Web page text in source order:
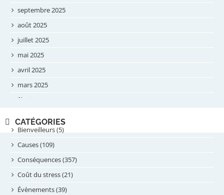
septembre 2025
août 2025
juillet 2025
mai 2025
avril 2025
mars 2025
février 2025
septembre 2024
août 2024
juillet 2024
juin 2024
mai 2024
CATÉGORIES
Bienveilleurs (5)
Causes (109)
Conséquences (357)
Coût du stress (21)
Évènements (39)